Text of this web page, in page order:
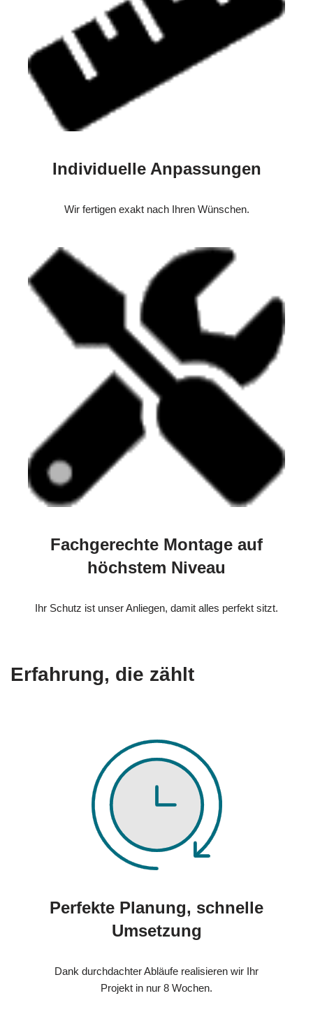
Individuelle Anpassungen
Wir fertigen exakt nach Ihren Wünschen.
Fachgerechte Montage auf
höchstem Niveau
Ihr Schutz ist unser Anliegen, damit alles perfekt sitzt.
Erfahrung, die zählt
Perfekte Planung, schnelle
Umsetzung
Dank durchdachter Abläufe realisieren wir Ihr
Projekt in nur 8 Wochen.